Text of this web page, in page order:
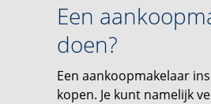
Een
doen?
Een aankoopmakelaar
kopen. Je kunt namelijk